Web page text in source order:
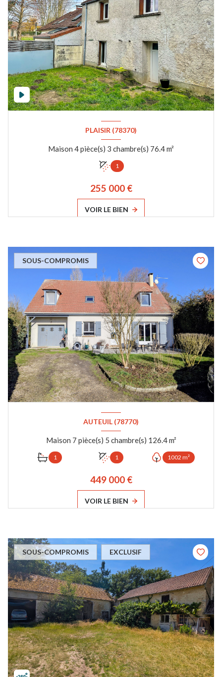
PLAISIR (78370)
Maison 4 pièce(s) 3 chambre(s) 76.4 m²
1
255 000 €
VOIR LE BIEN
SOUS-COMPROMIS
AUTEUIL (78770)
Maison 7 pièce(s) 5 chambre(s) 126.4 m²
1 1 1002 m²
449 000 €
VOIR LE BIEN
SOUS-COMPROMIS EXCLUSIF